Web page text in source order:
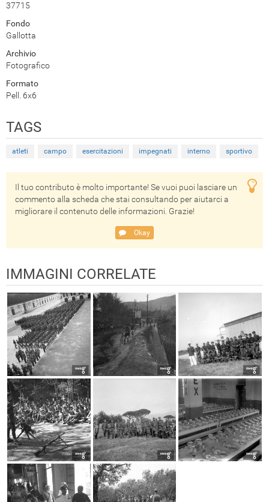
37715
Fondo
Gallotta
Archivio
Fotografico
Formato
Pell. 6x6
TAGS
atleti campo esercitazioni impegnati interno sportivo
Il tuo contributo è molto importante! Se vuoi puoi lasciare un
commento alla scheda che stai consultando per aiutarci a
migliorare il contenuto delle informazioni. Grazie!
Okay
IMMAGINI CORRELATE